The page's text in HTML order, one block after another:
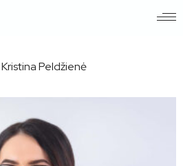
Kristina Peldžienė